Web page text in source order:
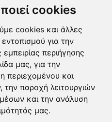
cookies
cookies και άλλες
για την
εμπειρίας περιήγησης
μας, για την
περιεχομένου και
την παροχή λειτουργιών
και την ανάλυση
μας.
ΠΟΛΙΤΙΚΉ COOKIES
PREFERENCES